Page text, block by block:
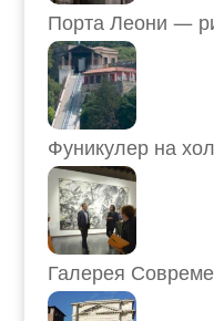
Порта Леони —
Фуникулер на
Галерея